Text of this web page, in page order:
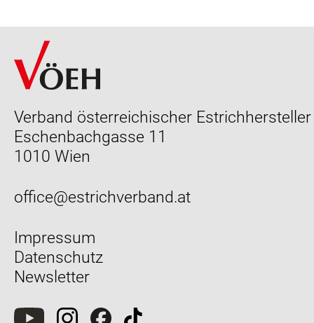
Verband österreichischer Estrichhersteller
Eschenbachgasse 11
1010 Wien
office@estrichverband.at
Impressum
Datenschutz
Newsletter